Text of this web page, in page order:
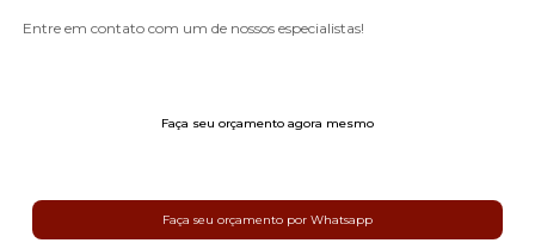
Entre em contato com um de nossos especialistas!
Faça seu orçamento agora mesmo
Faça seu orçamento por Whatsapp